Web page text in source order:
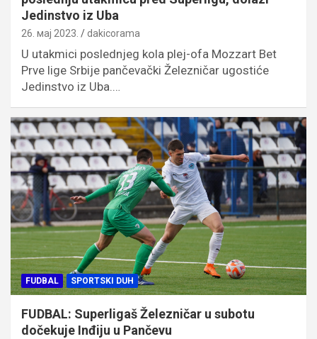
Jedinstvo iz Uba
26. мај 2023. dakicorama
U utakmici poslednjeg kola plej-ofa Mozzart Bet
Prve lige Srbije pančevački Železničar ugostiće
Jedinstvo iz Uba.…
FUDBAL SPORTSKI DUH
FUDBAL: Superligaš Železničar u subotu
dočekuje Inđiju u Pančevu